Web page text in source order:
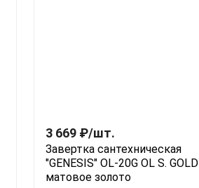
3 669 ₽/шт.
Завертка сантехническая
"GENESIS" OL-20G OL S. GOLD
матовое золото